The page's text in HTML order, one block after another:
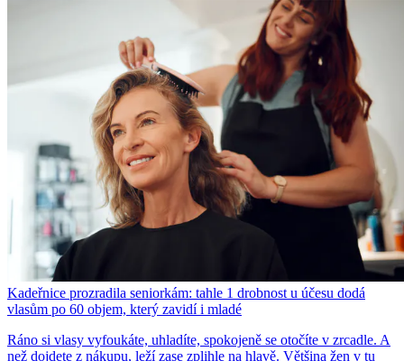
Kadeřnice prozradila seniorkám: tahle 1 drobnost u účesu dodá
vlasům po 60 objem, který zavidí i mladé
Ráno si vlasy vyfoukáte, uhladíte, spokojeně se otočíte v zrcadle. A
než dojdete z nákupu, leží zase zplihle na hlavě. Většina žen v tu